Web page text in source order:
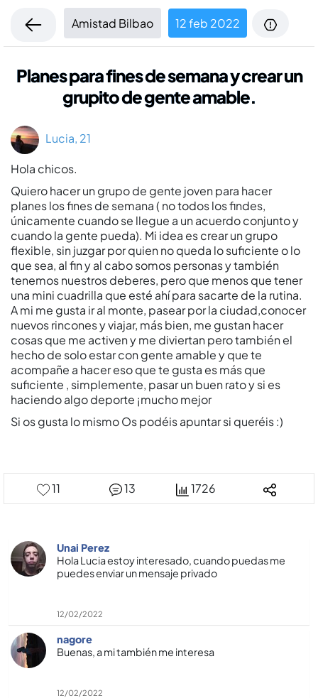
Amistad Bilbao 12 feb 2022
Planes para fines de semana y crear un
grupito de gente amable.
Lucia, 21
Hola chicos.
Quiero hacer un grupo de gente joven para hacer
planes los fines de semana ( no todos los findes,
únicamente cuando se llegue a un acuerdo conjunto y
cuando la gente pueda). Mi idea es crear un grupo
flexible, sin juzgar por quien no queda lo suficiente o lo
que sea, al fin y al cabo somos personas y también
tenemos nuestros deberes, pero que menos que tener
una mini cuadrilla que esté ahí­ para sacarte de la rutina.
A mi me gusta ir al monte, pasear por la ciudad,conocer
nuevos rincones y viajar, más bien, me gustan hacer
cosas que me activen y me diviertan pero también el
hecho de solo estar con gente amable y que te
acompañe a hacer eso que te gusta es más que
suficiente , simplemente, pasar un buen rato y si es
haciendo algo deporte ¡mucho mejor
Si os gusta lo mismo Os podéis apuntar si queréis :)
11 13 1726
Unai Perez
Hola Lucia estoy interesado, cuando puedas me
puedes enviar un mensaje privado
12/02/2022
nagore
Buenas, a mi también me interesa
12/02/2022